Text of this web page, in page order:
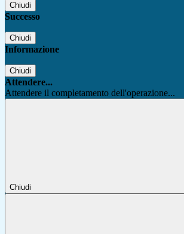
Chiudi
Successo
Chiudi
Informazione
Chiudi
Attendere...
Attendere il completamento dell'operazione...
Chiudi